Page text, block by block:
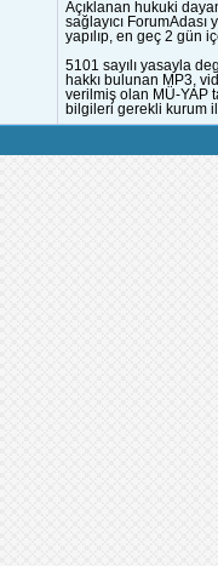
Açıklanan hukuki
sağlayıcı
yapılıp, en geç 2 gün
5101 sayılı yasayla
hakkı bulunan MP3,
verilmiş olan MÜ-YAP
bilgileri gerekli kurum